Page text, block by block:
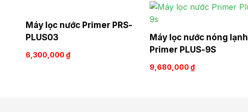
Máy lọc nước Primer PRS-
PLUS03
6,300,000₫
Máy lọc nước nóng lạnh
Primer PLUS-9S
9,680,000₫